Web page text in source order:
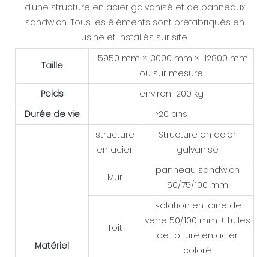
d'une structure en acier galvanisé et de panneaux
sandwich. Tous les éléments sont préfabriqués en
usine et installés sur site.
Taille
L5950 mm × l3000 mm × H2800 mm
ou sur mesure
Poids
environ 1200 kg
Durée de vie
≥20 ans
Matériel
structure
en acier
Structure en acier
galvanisé
Mur
panneau sandwich
50/75/100 mm
Toit
Isolation en laine de
verre 50/100 mm + tuiles
de toiture en acier
coloré